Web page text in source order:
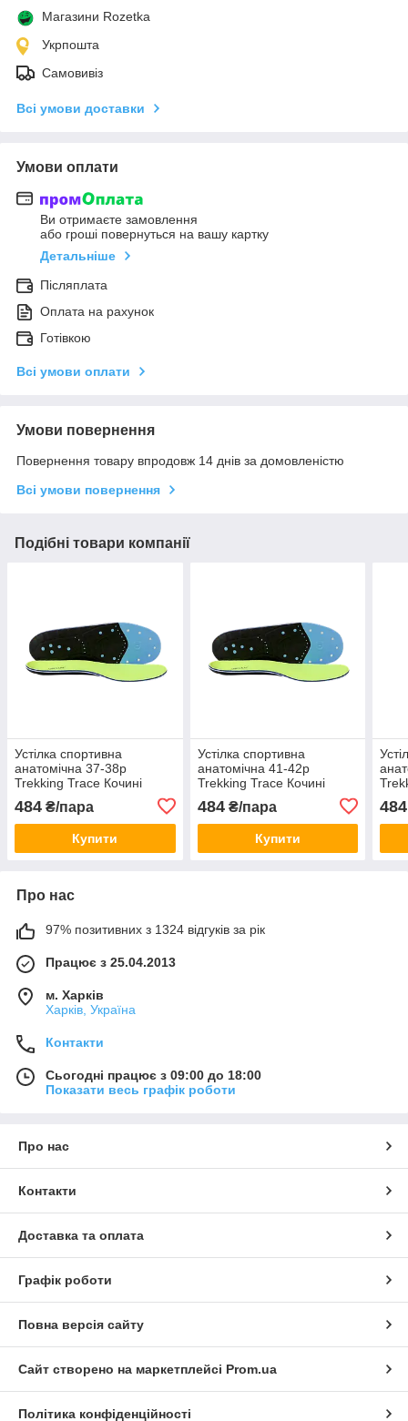
Магазини Rozetka
Укрпошта
Самовивіз
Всі умови доставки
Умови оплати
Ви отримаєте замовлення
або гроші повернуться на вашу картку
Детальніше
Післяплата
Оплата на рахунок
Готівкою
Всі умови оплати
Умови повернення
Повернення товару впродовж 14 днів за домовленістю
Всі умови повернення
Подібні товари компанії
Устілка спортивна
анатомічна 37-38р
Trekking Trace Кочині
484 ₴/пара
Купити
Устілка спортивна
анатомічна 41-42р
Trekking Trace Кочині
484₴/пара
Купити
484
Про нас
97% позитивних з 1324 відгуків за рік
Працює з 25.04.2013
м. Харків
Харків, Україна
Контакти
Сьогодні працює з 09:00 до 18:00
Показати весь графік роботи
Про нас
Контакти
Доставка та оплата
Графік роботи
Повна версія сайту
Сайт створено на маркетплейсі Prom.ua
Політика конфіденційності